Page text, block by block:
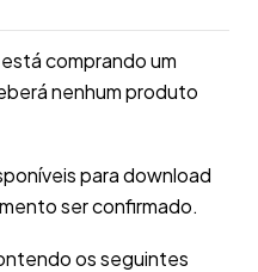
comprando um
nenhum produto
para download
ser confirmado.
os seguintes